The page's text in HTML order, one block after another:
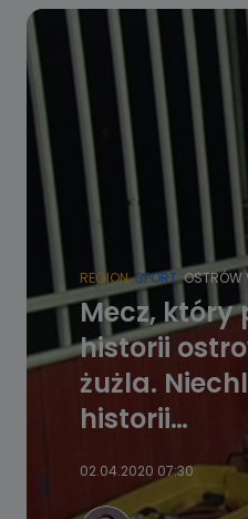
REGION SPORT OSTRÓW
Mecz, który
historii
żużla.
historii…
02.04.2020 07:30